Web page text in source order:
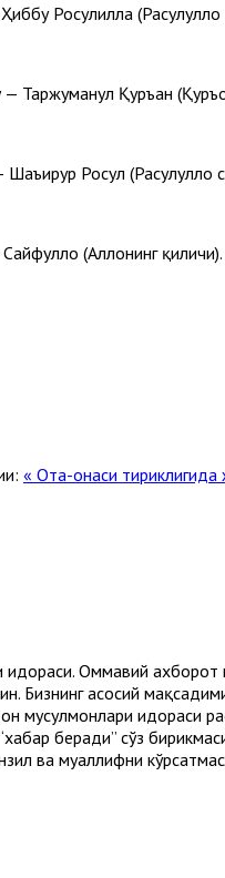
Росулиллаҳ
— Таржуманул Қуръан
Росул (Расулуллоҳ
(Аллоҳнинг қиличи).
« Ота-онаси тириклигида
Оммавий ахборот
Бизнинг асосий
мусулмонлари идораси
беради” сўз
ва муаллифни